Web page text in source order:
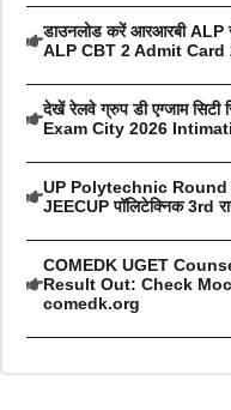
डाउनलोड करें आरआरबी ALP
ALP CBT 2 Admit
देखें रेलवे ग्रुप डी एग्जाम
Exam City 2026
UP Polytechnic
JEECUP पॉलिटेक्निक 3rd
COMEDK UGET
Result Out: Check
comedk.org